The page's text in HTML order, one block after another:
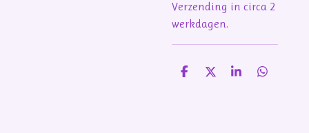
Verzending in circa 2
werkdagen.
D
D
S
D